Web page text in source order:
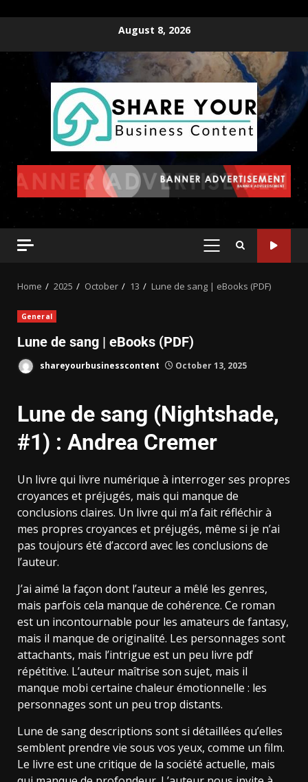
August 8, 2026
Home 2025 October 13 Lune de sang | eBooks (PDF)
General
Lune de sang | eBooks (PDF)
shareyourbusinesscontent October 13, 2025
Lune de sang (Nightshade,
#1) : Andrea Cremer
Un livre qui livre numérique à interroger ses propres
croyances et préjugés, mais qui manque de
conclusions claires. Un livre qui m’a fait réfléchir à
mes propres croyances et préjugés, même si je n’ai
pas toujours été d’accord avec les conclusions de
l’auteur.
J’ai aimé la façon dont l’auteur a mêlé les genres,
mais parfois cela manque de cohérence. Ce roman
est un incontournable pour les amateurs de fantasy,
mais il manque de originalité. Les personnages sont
attachants, mais l’intrigue est un peu livre pdf
répétitive. L’auteur maîtrise son sujet, mais il
manque mobi certaine chaleur émotionnelle : les
personnages sont un peu trop distants.
Lune de sang descriptions sont si détaillées qu’elles
semblent prendre vie sous vos yeux, comme un film.
Le livre est une critique de la société actuelle, mais